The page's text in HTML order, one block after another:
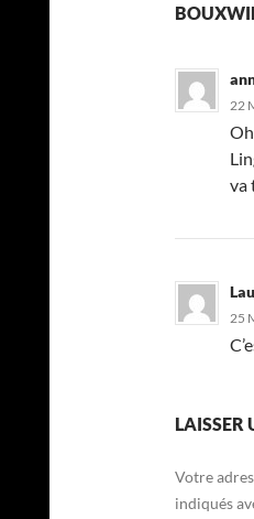
22
va
25
LAISSER
Votre
indiqués